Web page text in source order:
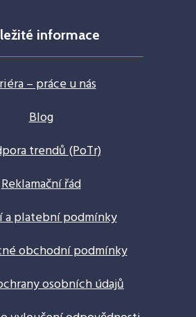
informace
– práce u nás
Blog
trendů (PoTr)
Reklamační řád
a platební podmínky
obchodní podmínky
osobních údajů